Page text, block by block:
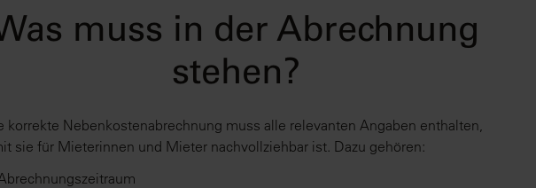
muss in der Abrechnung
stehen?
korrekte Nebenkostenabrechnung muss alle relevanten Angaben enthalten,
sie für Mieterinnen und Mieter nachvollziehbar ist. Dazu gehören: